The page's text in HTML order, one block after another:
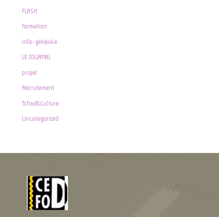
FLASH
Formation
Info-générale
LE JOURNAL
projet
Recrutement
Tchad&Culture
Uncategorized